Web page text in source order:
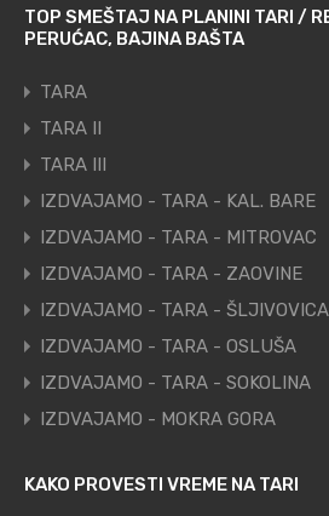
TOP SMEŠTAJ NA PLANINI TARI /
PERUĆAC, BAJINA BAŠTA
TARA
TARA II
TARA III
IZDVAJAMO - TARA - KAL. BARE
IZDVAJAMO - TARA - MITROVAC
IZDVAJAMO - TARA - ZAOVINE
IZDVAJAMO - TARA - ŠLJIVOVICA
IZDVAJAMO - TARA - OSLUŠA
IZDVAJAMO - TARA - SOKOLINA
IZDVAJAMO - MOKRA GORA
KAKO PROVESTI VREME NA TARI